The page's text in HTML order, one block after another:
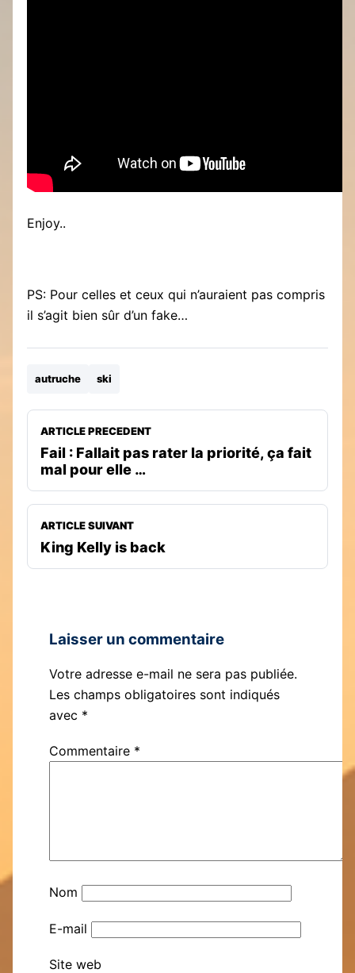
Enjoy..
PS: Pour celles et ceux qui n’auraient pas compris
il s’agit bien sûr d’un fake…
autruche ski
ARTICLE PRECEDENT
Fail : Fallait pas rater la priorité, ça fait
mal pour elle …
ARTICLE SUIVANT
King Kelly is back
Laisser un commentaire
Votre adresse e-mail ne sera pas publiée.
Les champs obligatoires sont indiqués
avec *
Commentaire *
Nom
E-mail
Site web